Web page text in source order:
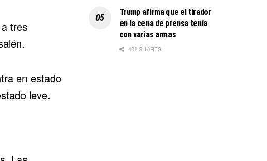
tres
en estado
leve.
Trump afirma que el tirador
en la cena de prensa tenía
con varias armas
402 SHARES